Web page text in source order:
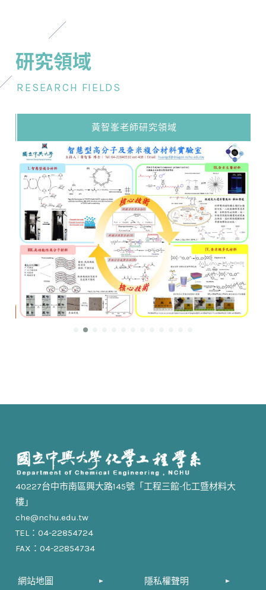
研究領域
RESEARCH FIELDS
黃智峯老師研究領域
40227台中市南區興大路145號「工程三館-化工暨材料大
樓」
che@nchu.edu.tw
TEL：04-22854724
FAX：04-22854734
網站地圖 隱私權聲明